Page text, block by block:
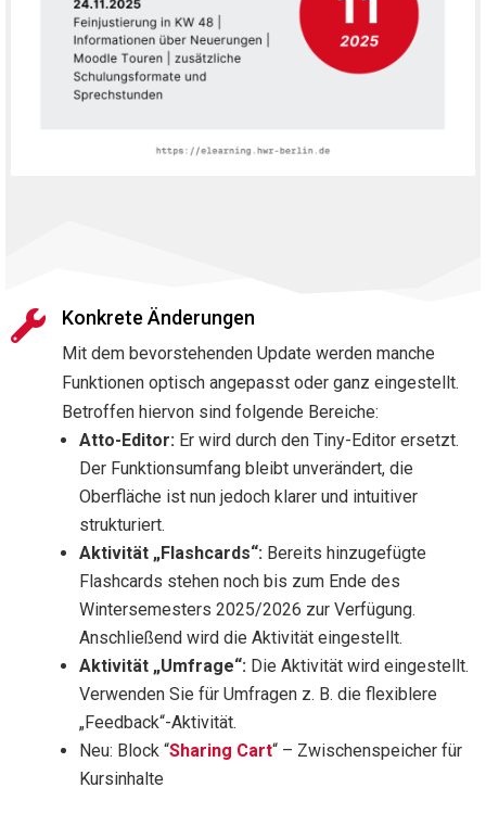
 Konkrete Änderungen
Mit dem bevorstehenden Update werden manche
Funktionen optisch angepasst oder ganz eingestellt.
Betroffen hiervon sind folgende Bereiche:
Atto-Editor: Er wird durch den Tiny-Editor ersetzt.
Der Funktionsumfang bleibt unverändert, die
Oberfläche ist nun jedoch klarer und intuitiver
strukturiert.
Aktivität „Flashcards“: Bereits hinzugefügte
Flashcards stehen noch bis zum Ende des
Wintersemesters 2025/2026 zur Verfügung.
Anschließend wird die Aktivität eingestellt.
Aktivität „Umfrage“: Die Aktivität wird eingestellt.
Verwenden Sie für Umfragen z. B. die flexiblere
„Feedback“-Aktivität.
Neu: Block “Sharing Cart“ – Zwischenspeicher für
Kursinhalte